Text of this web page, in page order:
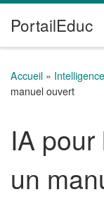
Passer au contenu
PortailEduc
Accueil »
manuel ouvert
IA
un